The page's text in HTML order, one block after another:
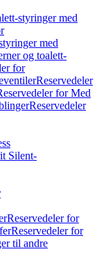
styringer med
med
og toalett-
for
Reservedeler
for Med
Reservedeler
Silent-
Reservedeler for
Reservedeler for
til andre